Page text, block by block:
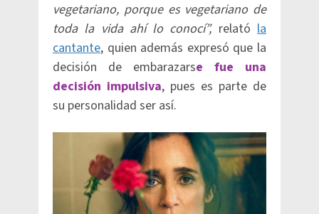
vegetariano, porque es vegetariano de
toda la vida ahí lo conocí”,relatóla
cantante, quien además expresó que la
decisión de embarazarse fue una
decisión impulsiva, pues es parte de
su personalidad ser así.